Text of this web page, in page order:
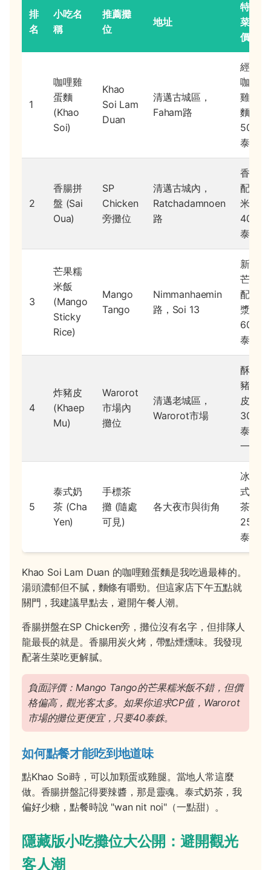
排
名
小吃名
稱
推薦攤
位
地址
特色
菜與
價格
1
咖哩雞
蛋麵
(Khao
Soi)
Khao
Soi Lam
Duan
清邁古城區，
Faham路
經典
咖哩
雞蛋
麵，
50
泰銖
2
香腸拼
盤 (Sai
Oua)
SP
Chicken
旁攤位
清邁古城內，
Ratchadamnoen
路
香腸
配糯
米，
40
泰銖
3
芒果糯
米飯
(Mango
Sticky
Rice)
Mango
Tango
Nimmanhaemin
路，Soi 13
新鮮
芒果
配椰
漿，
60
泰銖
4
炸豬皮
(Khaep
Mu)
Warorot
市場內
攤位
清邁老城區，
Warorot市場
酥脆
豬
皮，
30
泰銖
一包
5
泰式奶
茶 (Cha
Yen)
手標茶
攤 (隨處
可見)
各大夜市與街角
冰泰
式奶
茶，
25
泰銖
Khao Soi Lam Duan 的咖哩雞蛋麵是我吃過最棒的。
湯頭濃郁但不膩，麵條有嚼勁。但這家店下午五點就
關門，我建議早點去，避開午餐人潮。
香腸拼盤在SP Chicken旁，攤位沒有名字，但排隊人
龍最長的就是。香腸用炭火烤，帶點煙燻味。我發現
配著生菜吃更解膩。
負面評價：Mango Tango的芒果糯米飯不錯，但價
格偏高，觀光客太多。如果你追求CP值，Warorot
市場的攤位更便宜，只要40泰銖。
如何點餐才能吃到地道味
點Khao Soi時，可以加顆蛋或雞腿。當地人常這麼
做。香腸拼盤記得要辣醬，那是靈魂。泰式奶茶，我
偏好少糖，點餐時說 "wan nit noi"（一點甜）。
隱藏版小吃攤位大公開：避開觀光
客人潮